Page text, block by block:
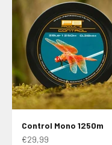
Control Mono 1250m
Aanbiedingsprijs
€29,99